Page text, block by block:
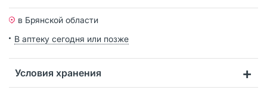
в Брянской области
В аптеку сегодня или позже
Условия хранения